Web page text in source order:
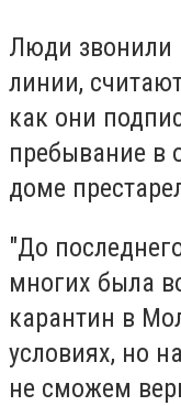
Люди звонили
линии,
как они
пребывание в
доме
"До
многих была
карантин в
условиях, но
не сможем